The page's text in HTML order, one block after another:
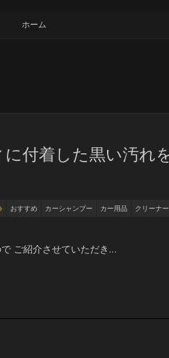
ホーム
に付着した黒い汚れ
おすすめ カーシャンプー カー用品
クリーナー
ご紹介させていただき…